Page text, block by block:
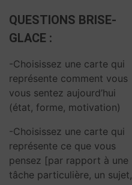
QUESTIONS BRISE-
GLACE :
-Choisissez une carte qui
représente comment vous
vous sentez aujourd’hui
(état, forme, motivation)
-Choisissez une carte qui
représente ce que vous
pensez [par rapport à une
tâche particulière, un sujet,